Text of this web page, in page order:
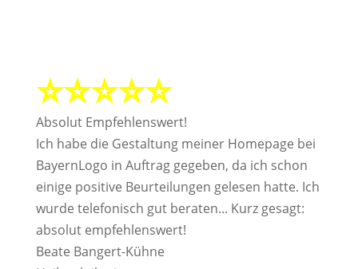
⭐⭐⭐⭐⭐
Absolut Empfehlenswert!
Ich habe die Gestaltung meiner Homepage bei
BayernLogo in Auftrag gegeben, da ich schon
einige positive Beurteilungen gelesen hatte. Ich
wurde telefonisch gut beraten... Kurz gesagt:
absolut empfehlenswert!
Beate Bangert-Kühne